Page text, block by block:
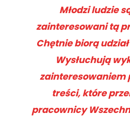
Młodzi ludzie
zainteresowani tą
Chętnie biorą
Wysłuchują
zainteresowaniem
treści, które
pracownicy